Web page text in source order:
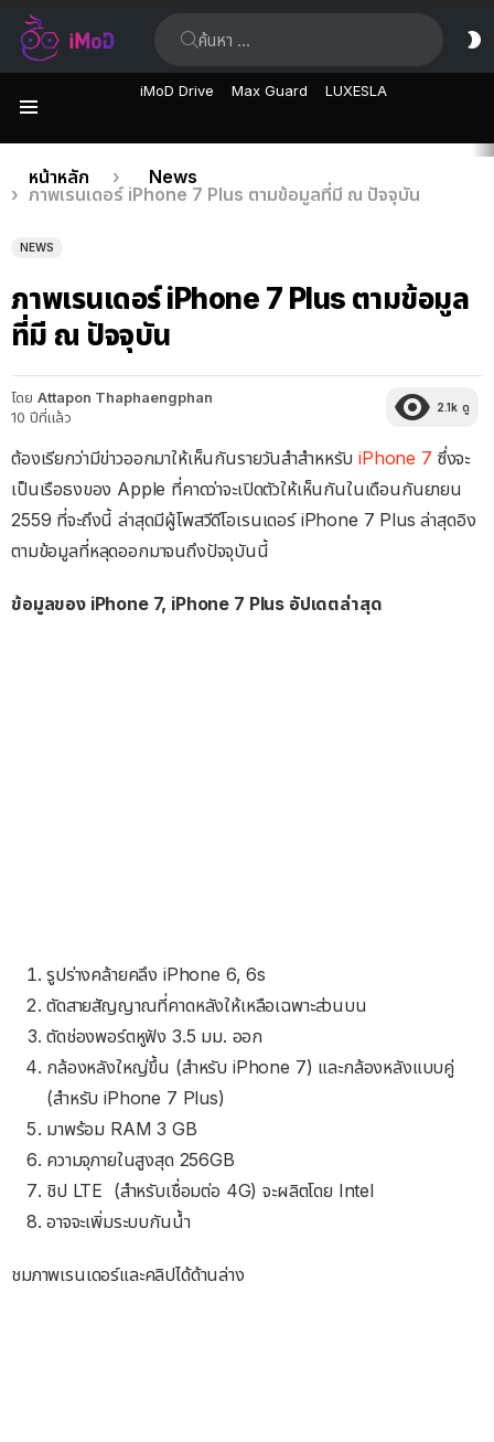
iMoD Drive Max Guard LUXESLA
เรื่อง
ล่าสุด
คุณอยู่ที่นี่:
หน้าหลัก
News
ภาพเรนเดอร์ iPhone 7 Plus ตามข้อมูลที่มี ณ ปัจจุบัน
NEWS
ภาพเรนเดอร์ iPhone 7 Plus ตามข้อมูล
ที่มี ณ ปัจจุบัน
โดย Attapon Thaphaengphan
10 ปีที่แล้ว
2.1k ดู
ต้องเรียกว่ามีข่าวออกมาให้เห็นกันรายวันสำสำหหรับiPhone 7 ซึ่งจะ
เป็นเรือธงของ Apple ที่คาดว่าจะเปิดตัวให้เห็นกันในเดือนกันยายน
2559 ที่จะถึงนี้ ล่าสุดมีผู้โพสวีดีโอเรนเดอร์ iPhone 7 Plus ล่าสุดอิง
ตามข้อมูลที่หลุดออกมาจนถึงปัจจุบันนี้
ข้อมูลของ iPhone 7, iPhone 7 Plus อัปเดตล่าสุด
รูปร่างคล้ายคลึง iPhone 6, 6s
ตัดสายสัญญาณที่คาดหลังให้เหลือเฉพาะส่วนบน
ตัดช่องพอร์ตหูฟัง 3.5 มม. ออก
กล้องหลังใหญ่ขึ้น (สำหรับ iPhone 7) และกล้องหลังแบบคู่
(สำหรับ iPhone 7 Plus)
มาพร้อม RAM 3 GB
ความจุภายในสูงสุด 256GB
ชิป LTE (สำหรับเชื่อมต่อ 4G) จะผลิตโดย Intel
อาจจะเพิ่มระบบกันน้ำ
ชมภาพเรนเดอร์และคลิปได้ด้านล่าง